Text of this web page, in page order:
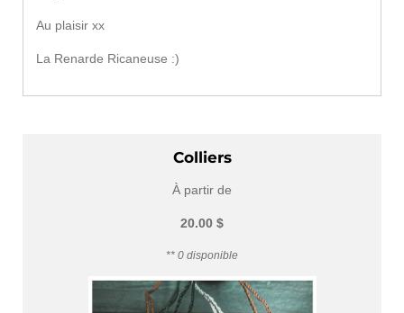
Au plaisir xx
La Renarde Ricaneuse :)
Colliers
À partir de
20.00 $
** 0 disponible